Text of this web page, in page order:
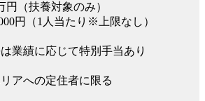
円（扶養対象のみ）
円（1人当たり※上限なし）
業績に応じて特別手当あり
アへの定住者に限る